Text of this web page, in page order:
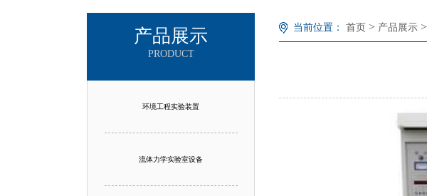
产品展示
PRODUCT
环境工程实验装置
流体力学实验室设备
当前位置： 首页 > 产品展示 >